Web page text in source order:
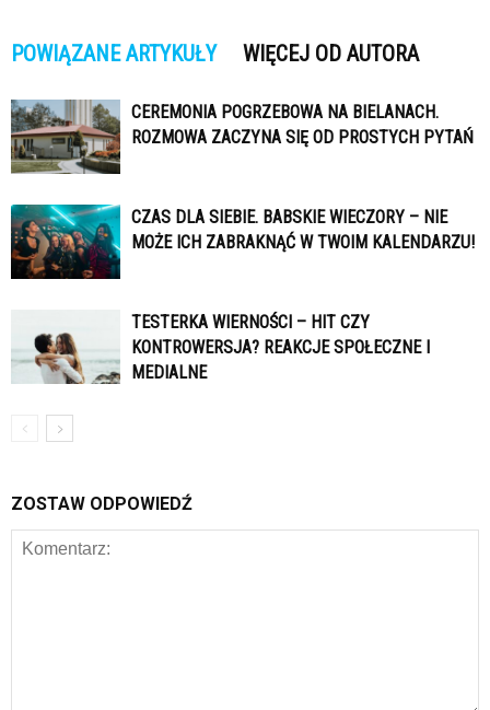
POWIĄZANE ARTYKUŁY WIĘCEJ OD AUTORA
CEREMONIA POGRZEBOWA NA BIELANACH.
ROZMOWA ZACZYNA SIĘ OD PROSTYCH PYTAŃ
CZAS DLA SIEBIE. BABSKIE WIECZORY – NIE
MOŻE ICH ZABRAKNĄĆ W TWOIM KALENDARZU!
TESTERKA WIERNOŚCI – HIT CZY
KONTROWERSJA? REAKCJE SPOŁECZNE I
MEDIALNE
ZOSTAW ODPOWIEDŹ